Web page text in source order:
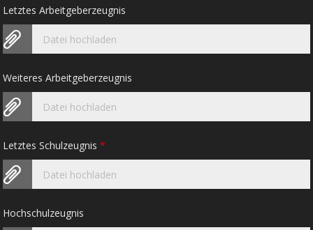
Letztes Arbeitgeberzeugnis
Datei hochladen
Weiteres Arbeitgeberzeugnis
Datei hochladen
Letztes Schulzeugnis*
Datei hochladen
Hochschulzeugnis